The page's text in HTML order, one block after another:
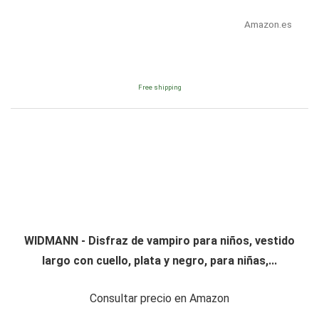
Amazon.es
Free shipping
WIDMANN - Disfraz de vampiro para niños, vestido
largo con cuello, plata y negro, para niñas,...
Consultar precio en Amazon